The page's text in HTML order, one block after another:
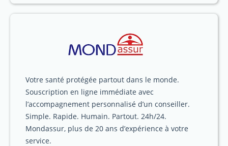
Votre santé protégée partout dans le monde.
Souscription en ligne immédiate avec
l’accompagnement personnalisé d’un conseiller.
Simple. Rapide. Humain. Partout. 24h/24.
Mondassur, plus de 20 ans d’expérience à votre
service.